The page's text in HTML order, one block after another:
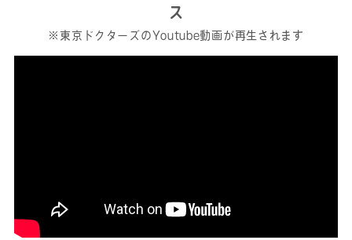
ス
※東京ドクターズのYoutube動画が再生されます